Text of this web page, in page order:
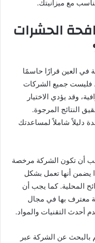
مع ميزانيتك.
الحشرات
في العين قرارًا حاسمًا
فليست جميع الشركات
وقد يؤدي الاختيار
النتائج المرجوة.
دليلاً شاملاً لمساعدتك
أن تكون الشركة مرخصة
يضمن أنها تعمل بشكل
المحلية. كما يجب أن
معترف بها في مجال
أحدث التقنيات والمواد.
بالبحث عن الشركة عبر